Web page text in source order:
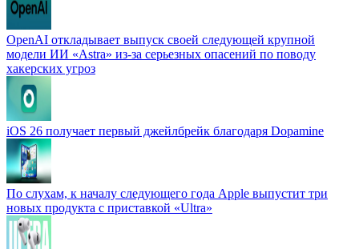
OpenAI откладывает выпуск своей следующей крупной
модели ИИ «Astra» из-за серьезных опасений по поводу
хакерских угроз
iOS 26 получает первый джейлбрейк благодаря Dopamine
По слухам, к началу следующего года Apple выпустит три
новых продукта с приставкой «Ultra»